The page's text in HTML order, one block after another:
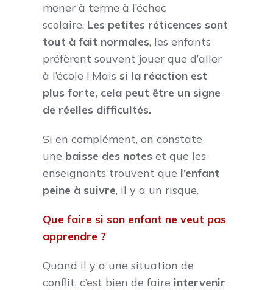
mener à terme à l’échec
scolaire. Les petites réticences sont
tout à fait normales, les enfants
préfèrent souvent jouer que d’aller
à l’école ! Mais si la réaction est
plus forte, cela peut être un signe
de réelles difficultés.
Si en complément, on constate
une baisse des notes et que les
enseignants trouvent que l’enfant
peine à suivre, il y a un risque.
Que faire si son enfant ne veut pas
apprendre ?
Quand il y a une situation de
conflit, c’est bien de faire intervenir